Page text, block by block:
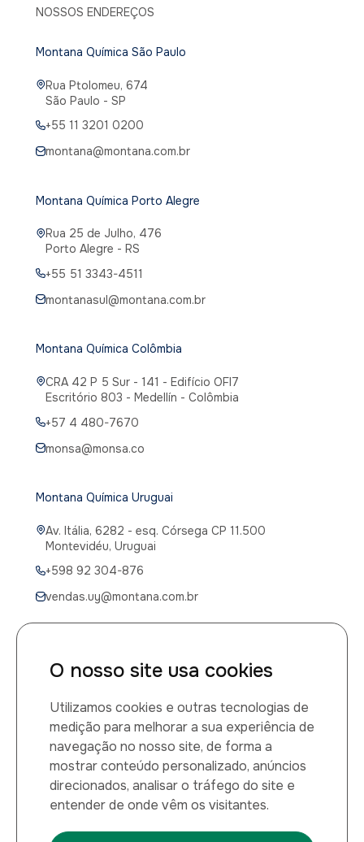
O nosso site usa cookies
Utilizamos cookies e outras tecnologias de
medição para melhorar a sua experiência de
navegação no nosso site, de forma a
mostrar conteúdo personalizado, anúncios
direcionados, analisar o tráfego do site e
entender de onde vêm os visitantes.
NOSSOS ENDEREÇOS
Montana Química São Paulo
Rua Ptolomeu, 674
São Paulo - SP
+55 11 3201 0200
montana@montana.com.br
Montana Química Porto Alegre
Rua 25 de Julho, 476
Porto Alegre - RS
+55 51 3343-4511
montanasul@montana.com.br
Montana Química Colômbia
CRA 42 P 5 Sur - 141 - Edifício OFI7
Escritório 803 - Medellín - Colômbia
+57 4 480-7670
monsa@monsa.co
Montana Química Uruguai
Av. Itália, 6282 - esq. Córsega CP 11.500
Montevidéu, Uruguai
+598 92 304-876
vendas.uy@montana.com.br
CANAIS DE ATENDIMENTO
Canal de atendimento médico
0800 014 1149
Montana Química LTDA
CNPJ: 60.884.459/0001-27